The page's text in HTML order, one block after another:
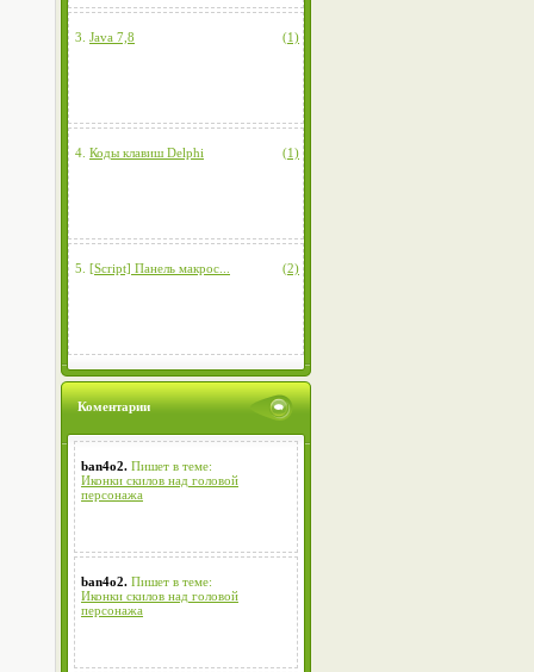
3. Java 7,8 (1)
4. Коды клавиш Delphi (1)
5. [Script] Панель макрос... (2)
Коментарии
ban4o2. Пишет в теме:
Иконки скилов над головой
персонажа
ban4o2. Пишет в теме:
Иконки скилов над головой
персонажа